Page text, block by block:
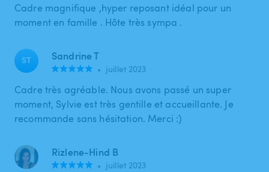
Cadre magnifique ,hyper reposant idéal pour un
moment en famille . Hôte très sympa .
ST Sandrine T
• juillet 2023
Cadre très agréable. Nous avons passé un super
moment, Sylvie est très gentille et accueillante. Je
recommande sans hésitation. Merci :)
Rizlene-Hind B
• juillet 2023